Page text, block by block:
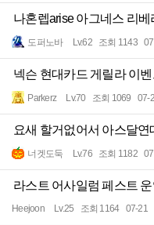
나혼렙arise 아그네스 리
도퍼노바 Lv.62 조회 1143
넥슨 현대카드 게릴라 이
Parkerz Lv.70 조회 1069 07-
요새 할거없어서 아스달연
너겟도둑 Lv.76 조회 1182
라스트 어사일럼 페스트
Heejoon Lv.25 조회 1164 07-21